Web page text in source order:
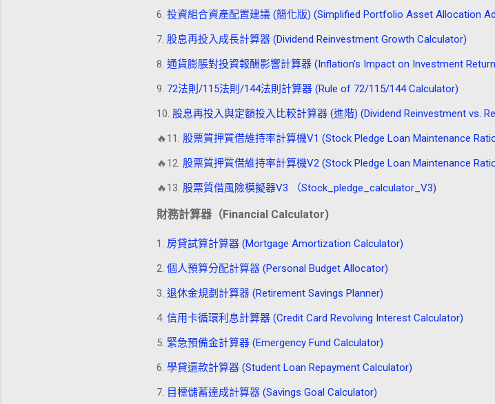
6. 投資組合資產配置建議 (簡化版) (Simplified Portfolio Asset Allocation
7. 股息再投入成長計算器 (Dividend Reinvestment Growth Calculator)
8. 通貨膨脹對投資報酬影響計算器 (Inflation's Impact on Investment
9. 72法則/115法則/144法則計算器 (Rule of 72/115/144 Calculator)
10. 股息再投入與定額投入比較計算器 (進階) (Dividend Reinvestment vs.
🔥11. 股票質押質借維持率計算機V1 (Stock Pledge Loan Maintenance
🔥12. 股票質押質借維持率計算機V2 (Stock Pledge Loan Maintenance
🔥13. 股票質借風險模擬器V3 （Stock_pledge_calculator_V3)
財務計算器（Financial Calculator)
1. 房貸試算計算器 (Mortgage Amortization Calculator)
2. 個人預算分配計算器 (Personal Budget Allocator)
3. 退休金規劃計算器 (Retirement Savings Planner)
4. 信用卡循環利息計算器 (Credit Card Revolving Interest Calculator)
5. 緊急預備金計算器 (Emergency Fund Calculator)
6. 學貸還款計算器 (Student Loan Repayment Calculator)
7. 目標儲蓄達成計算器 (Savings Goal Calculator)